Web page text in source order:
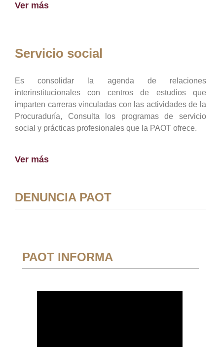
Ver más
Servicio social
Es consolidar la agenda de relaciones
interinstitucionales con centros de estudios que
imparten carreras vinculadas con las actividades de la
Procuraduría, Consulta los programas de servicio
social y prácticas profesionales que la PAOT ofrece.
Ver más
DENUNCIA PAOT
PAOT INFORMA